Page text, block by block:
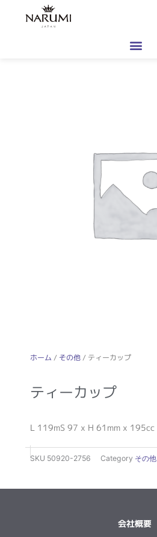
ホーム / その他/ ティーカップ
ティーカップ
L 119mS 97 x H 61mm x 195cc
SKU 50920-2756 Category その他
会社概要